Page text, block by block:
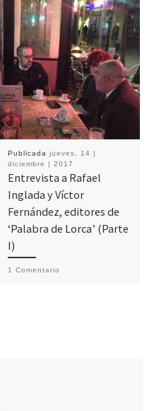
Publicada jueves, 14 |
diciembre | 2017
Entrevista a Rafael
Inglada y Víctor
Fernández, editores de
‘Palabra de Lorca’ (Parte
I)
1 Comentario